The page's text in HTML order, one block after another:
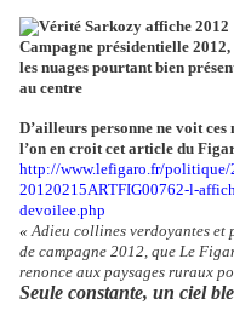
Campagne présidentielle
les nuages pourtant bien
au centre
D’ailleurs personne ne voit ces
l’on en croit cet article du
http://www.lefigaro.fr/
20120215ARTFIG00762-l-
devoilee.php
« Adieu collines verdoyantes et
de campagne 2012, que Le
renonce aux paysages ruraux
Seule constante, un ciel